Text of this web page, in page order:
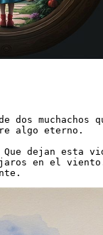
dos
algo eterno.
Que dejan esta
en el